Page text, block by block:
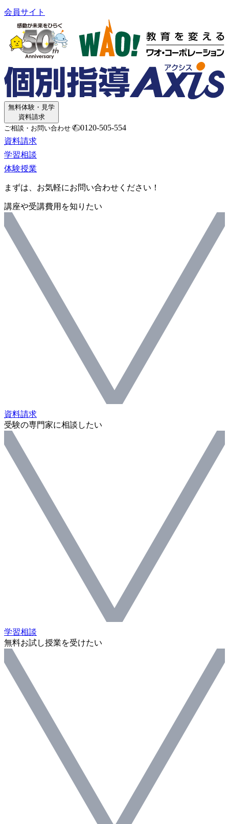
会員サイト
無料体験・見学
資料請求
ご相談・お問い合わせ
0120-505-554
資料請求
学習相談
体験授業
まずは、お気軽にお問い合わせください！
講座や受講費用を知りたい
資料請求
受験の専門家に相談したい
学習相談
無料お試し授業を受けたい